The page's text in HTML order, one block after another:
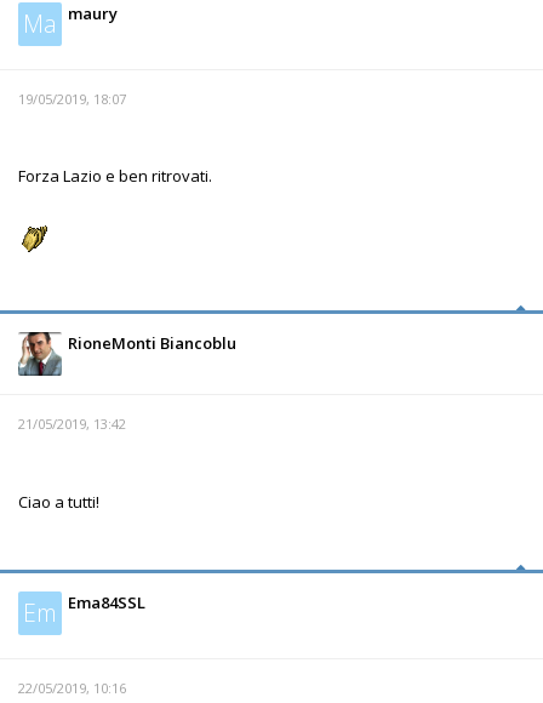
Ma maury
19/05/2019, 18:07
Forza Lazio e ben ritrovati.
RioneMonti Biancoblu
21/05/2019, 13:42
Ciao a tutti!
Em Ema84SSL
22/05/2019, 10:16